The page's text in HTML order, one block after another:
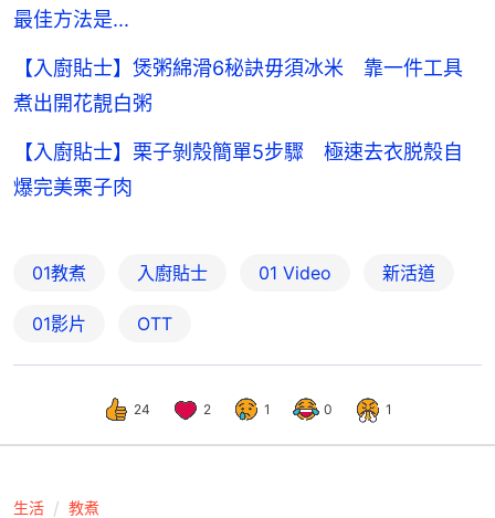
最佳方法是...
【入廚貼士】煲粥綿滑6秘訣毋須冰米 靠一件工具
煮出開花靚白粥
【入廚貼士】栗子剝殼簡單5步驟 極速去衣脱殼自
爆完美栗子肉
01教煮 入廚貼士 01 Video 新活道
01影片 OTT
24 2 1 0 1
生活 教煮